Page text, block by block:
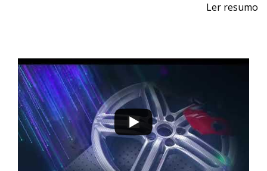
Ler resumo
quarta a sábado - 10h / 19h